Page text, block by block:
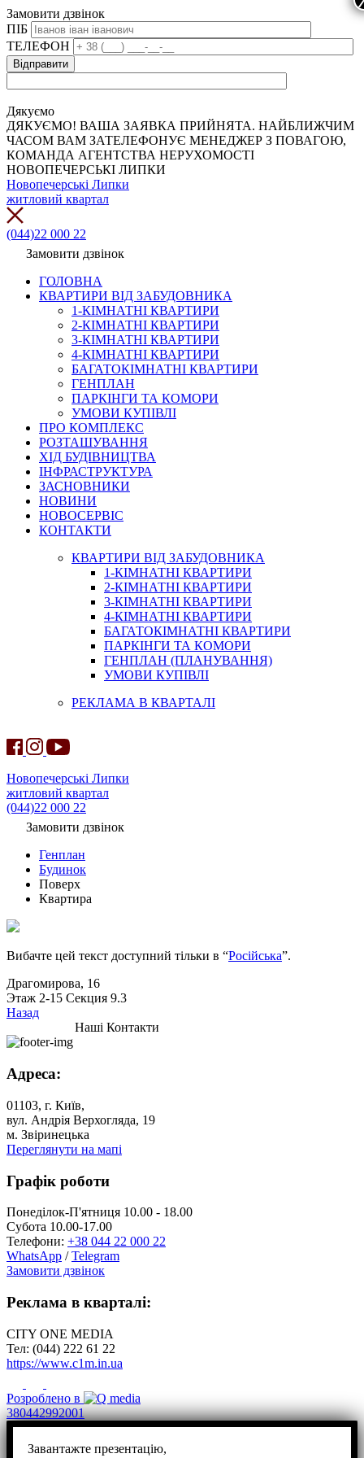
Замовити дзвінок
ПІБ
ТЕЛЕФОН
Дякуємо
ДЯКУЄМО! ВАША ЗАЯВКА ПРИЙНЯТА. НАЙБЛИЖЧИМ
ЧАСОМ ВАМ ЗАТЕЛЕФОНУЄ МЕНЕДЖЕР З ПОВАГОЮ,
КОМАНДА АГЕНТСТВА НЕРУХОМОСТІ
НОВОПЕЧЕРСЬКІ ЛИПКИ
Новопечерські Липки
житловий квартал
(044)22 000 22
Замовити дзвінок
ГОЛОВНА
КВАРТИРИ ВІД ЗАБУДОВНИКА
1-КІМНАТНІ КВАРТИРИ
2-КІМНАТНІ КВАРТИРИ
3-КІМНАТНІ КВАРТИРИ
4-КІМНАТНІ КВАРТИРИ
БАГАТОКІМНАТНІ КВАРТИРИ
ГЕНПЛАН
ПАРКІНГИ ТА КОМОРИ
УМОВИ КУПІВЛІ
ПРО КОМПЛЕКС
РОЗТАШУВАННЯ
ХІД БУДІВНИЦТВА
ІНФРАСТРУКТУРА
ЗАСНОВНИКИ
НОВИНИ
НОВОСЕРВІС
КОНТАКТИ
КВАРТИРИ ВІД ЗАБУДОВНИКА
1-КІМНАТНІ КВАРТИРИ
2-КІМНАТНІ КВАРТИРИ
3-КІМНАТНІ КВАРТИРИ
4-КІМНАТНІ КВАРТИРИ
БАГАТОКІМНАТНІ КВАРТИРИ
ПАРКІНГИ ТА КОМОРИ
ГЕНПЛАН (ПЛАНУВАННЯ)
УМОВИ КУПІВЛІ
РЕКЛАМА В КВАРТАЛІ
Новопечерські Липки
житловий квартал
(044)22 000 22
Замовити дзвінок
Генплан
Будинок
Поверх
Квартира
Вибачте цей текст доступний тільки в “Російська”.
Драгомирова, 16
Этаж 2-15 Секция 9.3
Назад
Наші Контакти
Адреса:
01103, г. Київ,
вул. Андрія Верхогляда, 19
м. Звіринецька
Переглянути на мапі
Графік роботи
Понеділок-П'ятниця 10.00 - 18.00
Субота 10.00-17.00
Телефони: +38 044 22 000 22
WhatsApp /Telegram
Замовити дзвінок
Реклама в кварталі:
CITY ONE MEDIA
Тел: (044) 222 61 22
https://www.c1m.in.ua
Розроблено в
380442992001
Завантажте презентацію,